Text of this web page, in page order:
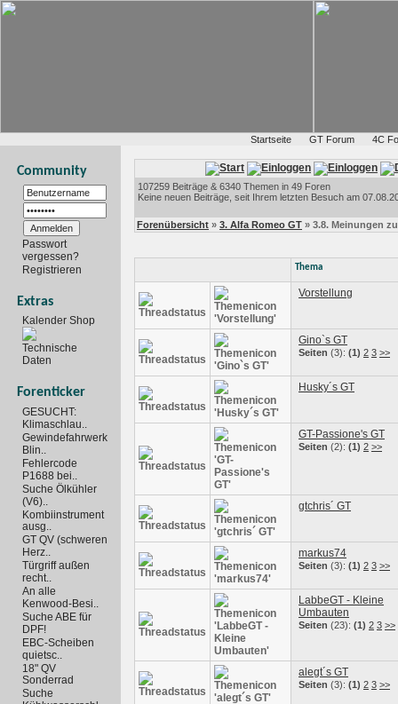
Startseite GT Forum 4C
Community
Passwort
vergessen?
Registrieren
Extras
Kalender Shop
Technische
Daten
Forenticker
GESUCHT:
Klimaschlau..
Gewindefahrwerk
Blin..
Fehlercode
P1688 bei..
Suche Ölkühler
(V6)..
Kombiinstrument
ausg..
GT QV (schweren
Herz..
Türgriff außen
recht..
An alle
Kenwood-Besi..
Suche ABE für
DPF!
EBC-Scheiben
quietsc..
18" QV
Sonderrad
Suche
107259 Beiträge & 6340 Themen in 49 Foren
Keine neuen Beiträge, seit Ihrem letzten Besuch am
Forenübersicht » 3. Alfa Romeo GT » 3.8. Meinungen
Thema
Vorstellung
Gino`s GT
Seiten (3): (1) 2 3 >>
Husky´s GT
GT-Passione's GT
Seiten (2): (1) 2 >>
gtchris´ GT
markus74
Seiten (3): (1) 2 3 >>
LabbeGT - Kleine
Umbauten
Seiten (23): (1) 2 3 >>
alegt´s GT
Seiten (3): (1) 2 3 >>